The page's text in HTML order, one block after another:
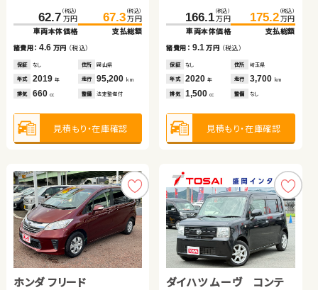
62.7 （税込）
万円
車両本体価格
67.3 （税込）
万円
支払総額
諸費用：4.6 万円 （税込）
保証 なし 住所 岡山県
年式 2019 年 走行 95,200 km
排気 660 cc 整備 法定整備付
見積もり・在庫確認
166.1 （税込）
万円
車両本体価格
175.2 （税込）
万円
支払総額
諸費用： 9.1万円 （税込）
保証 なし 住所 埼玉県
年式 2020年 走行 3,700 km
排気 1,500cc 整備 なし
見積もり・在庫確認
ホンダ フリード ダイハツ ムーヴ コンテ
324.9 （税込）
万円
車両本体価格
329.9 （税込）
万円
支払総額
諸費用：5.0 万円 （税込）
保証 あり 住所 徳島県
年式 2023 年 走行 37,500 km
排気 1,800 整備 法定整備付
見積もり・在庫確認
125.0 （税込）
万円
車両本体価格
136.1 （税込）
万円
支払総額
諸費用： 11.1万円（税込）
保証 あり 住所 岡山県
年式 2019年 走行 21,500km
排気 1,500cc 整備 法定整備付
見積もり・在庫確認
スズキ スイフト トヨタ ヴェルファイア
232.3 （税込）
万円
車両本体価格
241.9 （税込）
万円
支払総額
諸費用：9.6 万円 （税込）
保証 あり 住所 茨城県
年式 2020 年 走行 21,600 km
排気 1,500 整備 なし
見積もり・在庫確認
131.6 （税込）
万円
車両本体価格
145.6 （税込）
万円
支払総額
諸費用： 14.0万円（税込）
保証 なし 住所 福島県
年式 2013年 走行 57,400km
排気 2,000cc 整備 なし
見積もり・在庫確認
ホンダ フィット トヨタ アルファード
50.1 （税込）
万円
車両本体価格
59.1 （税込）
万円
支払総額
諸費用：9.0 万円 （税込）
保証 なし 住所 埼玉県
年式 2009 年 走行 102,400km
排気 2,000 整備 なし
見積もり・在庫確認
19.6 （税込）
万円
車両本体価格
31.8 （税込）
万円
支払総額
諸費用： 12.2万円（税込）
保証 あり 住所 青森県
年式 2013年 走行 172,100
排気 2,000cc 整備 法定整備付
見積もり・在庫確認